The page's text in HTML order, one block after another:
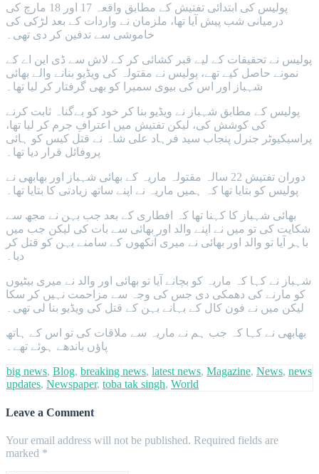
پولیس کی ابتدائی تفتیش کے مطابق واقعہ 17 اور 18 مارچ کی
درمیانی شب پیش آیا تھا، ملزمان نے واردات کے بعد لڑکی کی
خاموشی سے تدفین کر دی تھی۔
پولیس نے تحقیقات کے لیے قبر کشائی کر کے لاش سے ڈی این اے کے
نمونے حاصل کیے تھے، پولیس نے مقتولہ کی ویڈیو بنانے والے بھائی
شہباز اور اس کی بیوی سمیرا کو بھی گرفتار کر لیا تھا۔
پولیس کے مطابق شہباز نے ویڈیو بنا کر خود کو بےگناہ ثابت کرنے
کی کوشش کی، لیکن تفتیش میں اعترافِ جرم کر لیا تھا،
پراسیکیوٹر جنرل پنجاب سید فرہاد علی شاہ نے قتل کیس کو ہائی
پروفائل قرار دیا تھا۔
دوران تفتیش 22 سالہ مقتولہ ماریہ کے بھائی شہباز اور بھابھی نے
پولیس کو بتایا تھا کہ ہمیں ماریہ نے اپنے ساتھ زیادتی کا بتایا تھا۔
بھائی شہباز کا کہنا تھا کہ افطاری کے بعد جب بہن نے مجھ سے
شکایت کی تو میں نے اپنے والد اور بھائی سے بات کی لیکن جب میں
باہر آیا تو والد اور بھائی نے میری آنکھوں کے سامنے بہن کو قتل کر
دیا۔
شہباز نے کہا کہ ماریہ کو بچانے آیا تو بھائی اور والد نے میری بیٹیوں
کو مارنے کی دھمکی دی جس کی وجہ سے مزاحمت نہیں کر سکا
لیکن میں نے فون کال کے بہانے بہن کے قتل کی ویڈیو بنا لی تھی۔
بھابھی نے کہا کہ جب ہم نے ماریہ سے ملاقات کی تو اس کے ہاتھ
پاؤں باندھے ہوئے تھے۔
big news, Blog, breaking news, latest news, Magazine, News, news
updates, Newspaper, toba tak singh, World
Leave a Comment
Your email address will not be published. Required fields are
marked *